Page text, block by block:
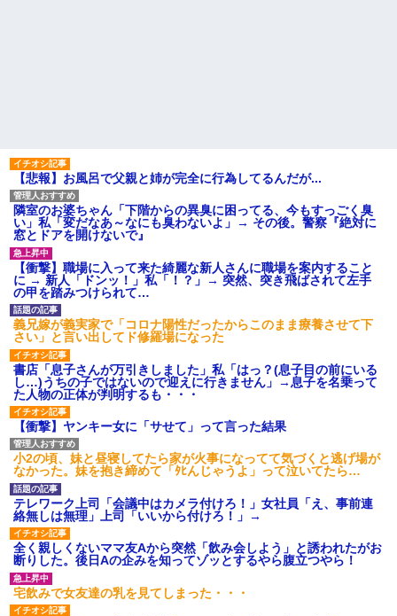
【悲報】お風呂で父親と姉が完全に行為してるんだが...
隣室のお婆ちゃん「下階からの異臭に困ってる、今もすっごく臭
い」私「変だなあ～なにも臭わないよ」→ その後。警察『絶対に
窓とドアを開けないで』
【衝撃】職場に入って来た綺麗な新人さんに職場を案内すること
に → 新人「ドンッ！」私「！？」→ 突然、突き飛ばされて左手
の甲を踏みつけられて…
義兄嫁が義実家で「コロナ陽性だったからこのまま療養させて下
さい」と言い出してド修羅場になった
書店「息子さんが万引きしました」私「はっ？(息子目の前にいる
し…)うちの子ではないので迎えに行きません」→息子を名乗って
た人物の正体が判明するも・・・
【衝撃】ヤンキー女に「サせて」って言った結果
小2の頃、妹と昼寝してたら家が火事になってて気づくと逃げ場が
なかった。妹を抱き締めて「ﾀﾋんじゃうよ」って泣いてたら…
テレワーク上司「会議中はカメラ付けろ！」女社員「え、事前連
絡無しは無理」上司「いいから付けろ！」→
全く親しくないママ友Aから突然「飲み会しよう」と誘われたがお
断りした。後日Aの企みを知ってゾッとするやら腹立つやら！
宅飲みで女友達の乳を見てしまった・・・